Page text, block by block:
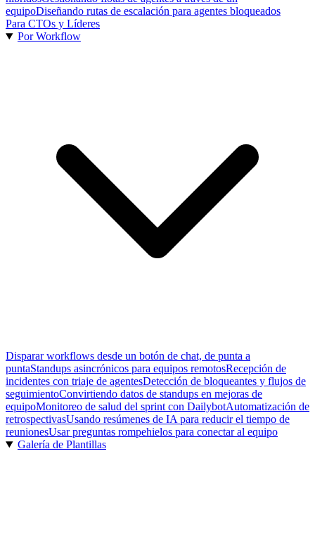
equipoDiseñando rutas de escalación para agentes bloqueados
Para CTOs y Líderes
Por Workflow
Disparar workflows desde un botón de chat, de punta a
puntaStandups asincrónicos para equipos remotosRecepción de
incidentes con triaje de agentesDetección de bloqueantes y flujos de
seguimientoConvirtiendo datos de standups en mejoras de
equipoMonitoreo de salud del sprint con DailybotAutomatización de
retrospectivasUsando resúmenes de IA para reducir el tiempo de
reunionesUsar preguntas rompehielos para conectar al equipo
Galería de Plantillas